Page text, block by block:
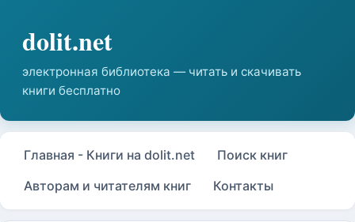
Главная - Книги на dolit.net
Поиск книг
Авторам и читателям книг
Контакты